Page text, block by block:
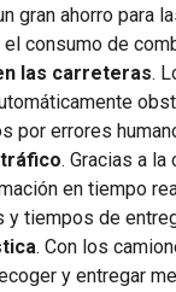
gran ahorro
consumo de
las carreteras.
por errores
. Gracias a
en tiempo
y tiempos de
. Con los
y entregar